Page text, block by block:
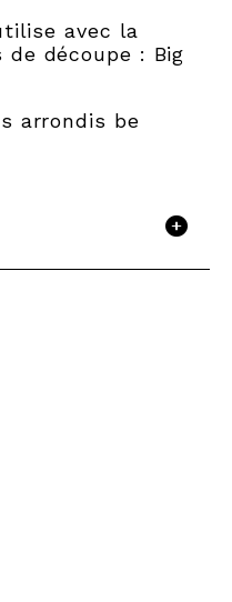
avec la
découpe : Big
arrondis be